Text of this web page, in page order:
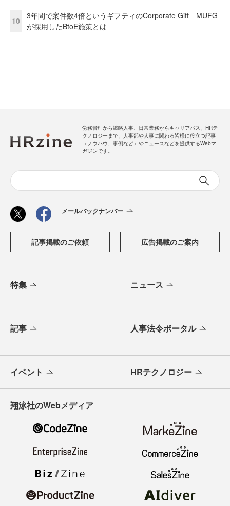
10
3年間で案件数4倍というギフティのCorporate Gift MUFG
が採用したBtoE施策とは
労務管理から戦略人事、日常業務からキャリアパス、HRテ
クノロジーまで、人事部や人事に関わる皆様に役立つ記事
（ノウハウ、事例など）やニュースなどを提供するWebマ
ガジンです。
メールバックナンバー
記事掲載のご依頼 広告掲載のご案内
特集 ニュース
記事 人事法令ポータル
イベント HRテクノロジー
翔泳社のWebメディア